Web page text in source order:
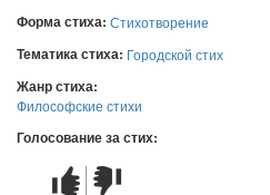
Форма стиха: Стихотворение
Тематика стиха: Городской стих
Жанр стиха:
Философские стихи
Голосование за стих:
Стих
Стих